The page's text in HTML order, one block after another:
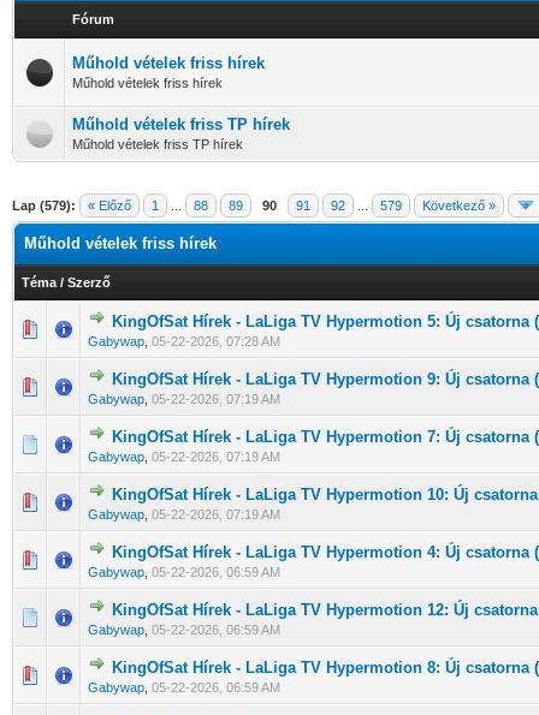
Fórum
Műhold vételek friss hírek
Műhold vételek friss hírek
Műhold vételek friss TP hírek
Műhold vételek friss TP hírek
Lap (579): « Előző 1 88 89 90 91 92 579 Következő »
Műhold vételek friss hírek
Téma / Szerző
KingOfSat Hírek - LaLiga TV Hypermotion 5: Új csatorna
Gabywap 05-22-2026, 07:28 AM
0 Szavazat - 0 / 5 átlagban
1234 5
KingOfSat Hírek - LaLiga TV Hypermotion 9: Új csatorna
Gabywap 05-22-2026, 07:19 AM
0 Szavazat - 0 / 5 átlagban
1234 5
KingOfSat Hírek - LaLiga TV Hypermotion 7: Új csatorna
Gabywap 05-22-2026, 07:19 AM
0 Szavazat - 0 / 5 átlagban
1234 5
KingOfSat Hírek - LaLiga TV Hypermotion 10: Új
Gabywap 05-22-2026, 07:19 AM
0 Szavazat - 0 / 5 átlagban
1234 5
KingOfSat Hírek - LaLiga TV Hypermotion 4: Új csatorna
Gabywap 05-22-2026, 06:59 AM
0 Szavazat - 0 / 5 átlagban
1234 5
KingOfSat Hírek - LaLiga TV Hypermotion 12: Új
Gabywap 05-22-2026, 06:59 AM
0 Szavazat - 0 / 5 átlagban
1234 5
KingOfSat Hírek - LaLiga TV Hypermotion 8: Új csatorna
Gabywap 05-22-2026, 06:59 AM
0 Szavazat - 0 / 5 átlagban
1234 5